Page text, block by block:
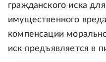
гражданского иска
имущественного
компенсации
иск предъявляется в